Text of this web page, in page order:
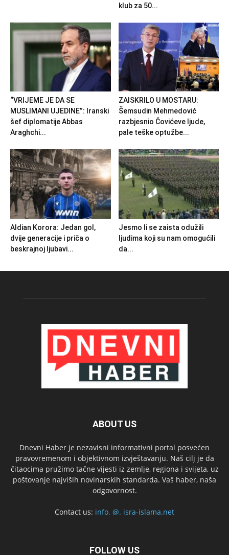
klub za 50...
“VRIJEME JE DA SE
MUSLIMANI UJEDINE”: Iranski
šef diplomatije Abbas
Araghchi...
ZAISKRILO U MOSTARU:
Šemsudin Mehmedović
razbjesnio Čovićeve ljude,
pale teške optužbe...
Aldian Korora: Jedan gol,
dvije generacije i priča o
beskrajnoj ljubavi...
Jesmo li se zaista odužili
ljudima koji su nam omogućili
da...
ABOUT US
Dnevni Haber je nezavisni informativni portal posvećen
pravovremenom i objektivnom izvještavanju. Naš cilj je da
čitaocima pružimo tačne vijesti iz zemlje, regiona i svijeta, uz
poštovanje najviših novinarskih standarda. Vaš haber, naša
odgovornost.
Contact us: info. @. isra-islama.net
FOLLOW US